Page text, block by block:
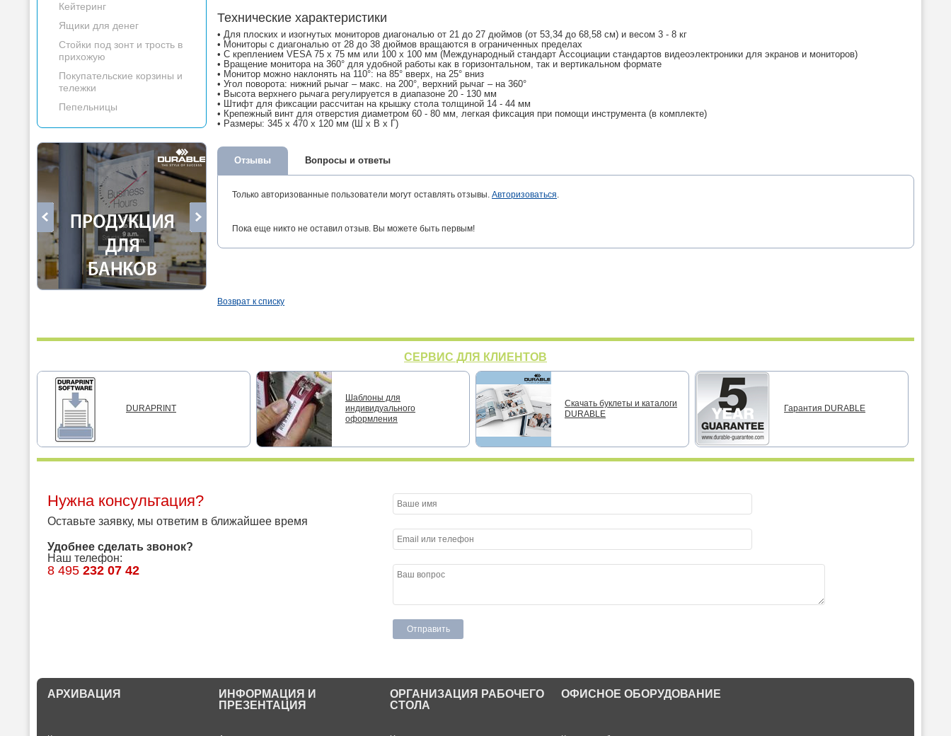
Кейтеринг
Ящики для денег
Стойки под зонт и трость в
прихожую
Покупательские корзины и
тележки
Пепельницы
Технические характеристики
• Для плоских и изогнутых мониторов диагональю от 21 до 27 дюймов (от 53,34 до 68,58 см) и весом 3 - 8 кг
• Мониторы с диагональю от 28 до 38 дюймов вращаются в ограниченных пределах
• С креплением VESA 75 х 75 мм или 100 х 100 мм (Международный стандарт Ассоциации стандартов видеоэлектроники для экранов и мониторов)
• Вращение монитора на 360° для удобной работы как в горизонтальном, так и вертикальном формате
• Монитор можно наклонять на 110°: на 85° вверх, на 25° вниз
• Угол поворота: нижний рычаг – макс. на 200°, верхний рычаг – на 360°
• Высота верхнего рычага регулируется в диапазоне 20 - 130 мм
• Штифт для фиксации рассчитан на крышку стола толщиной 14 - 44 мм
• Крепежный винт для отверстия диаметром 60 - 80 мм, легкая фиксация при помощи инструмента (в комплекте)
• Размеры: 345 х 470 х 120 мм (Ш х В х Г)
Отзывы Вопросы и ответы
Только авторизованные пользователи могут оставлять отзывы. Авторизоваться.
Пока еще никто не оставил отзыв. Вы можете быть первым!
Возврат к списку
СЕРВИС ДЛЯ КЛИЕНТОВ
DURAPRINT
Шаблоны для
индивидуального
оформления
Скачать буклеты и каталоги
DURABLE
Гарантия DURABLE
Нужна консультация?
Оставьте заявку, мы ответим в ближайшее время
Удобнее сделать звонок?
Наш телефон:
8 495 232 07 42
АРХИВАЦИЯ
ИНФОРМАЦИЯ И
ПРЕЗЕНТАЦИЯ
ОРГАНИЗАЦИЯ РАБОЧЕГО
СТОЛА
ОФИСНОЕ ОБОРУДОВАНИЕ